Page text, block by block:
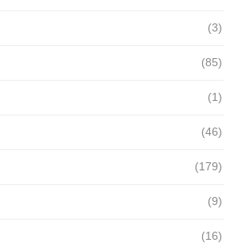
(3)
(85)
(1)
(46)
(179)
(9)
(16)